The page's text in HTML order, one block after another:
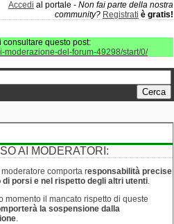
Accedi al portale - Non fai parte della nostra
community? Registrati è gratis!
consultare questo post:
moderazione-del-forum-49298/start/0/
AI MODERATORI:
moderatore comporta responsabilità precise
di porsi e nel rispetto degli altri utenti.
momento il mancato rispetto di queste
la sospensione dalla
.